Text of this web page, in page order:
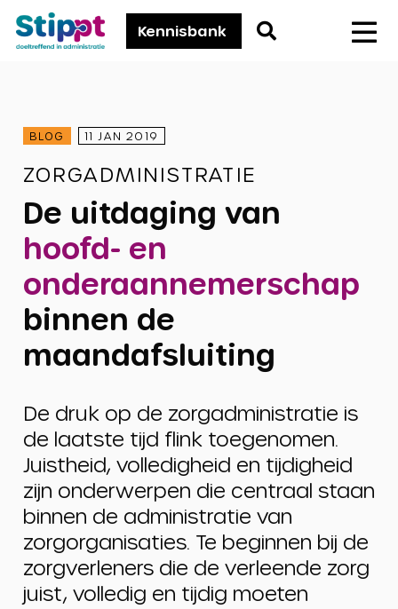
Stippt
Kennisbank
Go
BLOG 11 JAN 2019
ZORGADMINISTRATIE
De uitdaging van
hoofd- en
onderaannemerschap
binnen de
maandafsluiting
De druk op de zorgadministratie is
de laatste tijd flink toegenomen.
Juistheid, volledigheid en tijdigheid
zijn onderwerpen die centraal staan
binnen de administratie van
zorgorganisaties. Te beginnen bij de
zorgverleners die de verleende zorg
juist, volledig en tijdig moeten